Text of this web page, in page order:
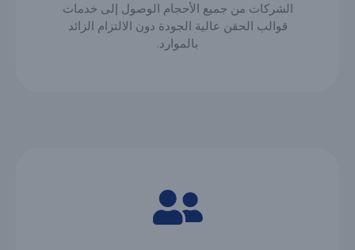
الشركات من جميع الأحجام الوصول إلى خدمات
قوالب الحقن عالية الجودة دون الالتزام الزائد
بالموارد.